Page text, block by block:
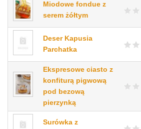
Miodowe fondue z
serem żółtym
Deser Kapusia
Parchatka
Ekspresowe ciasto z
konfiturą pigwową
pod bezową
pierzynką
Surówka z